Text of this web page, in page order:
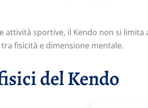
attività sportive, il Kendo non si
fisicità e dimensione mentale.
del Kendo